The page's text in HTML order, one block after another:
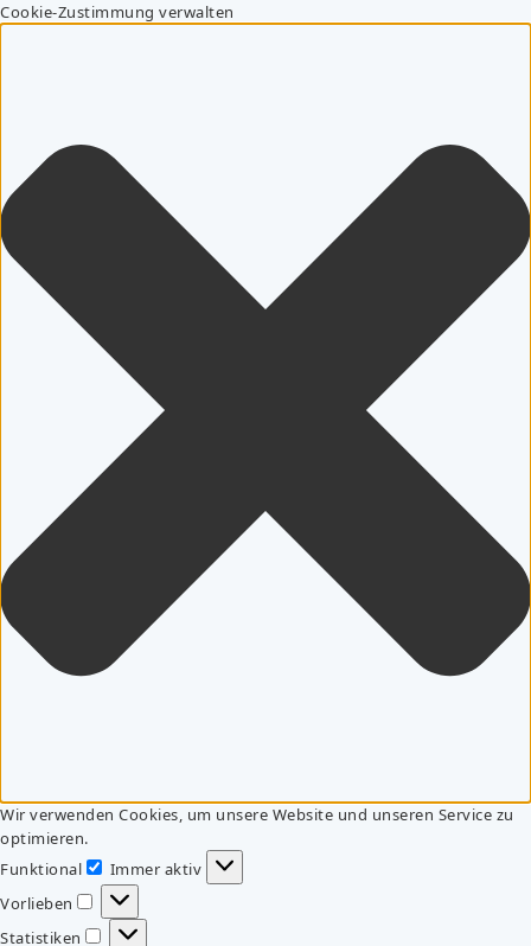
Cookie-Zustimmung verwalten
Wir verwenden Cookies, um unsere Website und unseren Service zu
optimieren.
Funktional
Funktional
Immer aktiv
Vorlieben
Vorlieben
Statistiken